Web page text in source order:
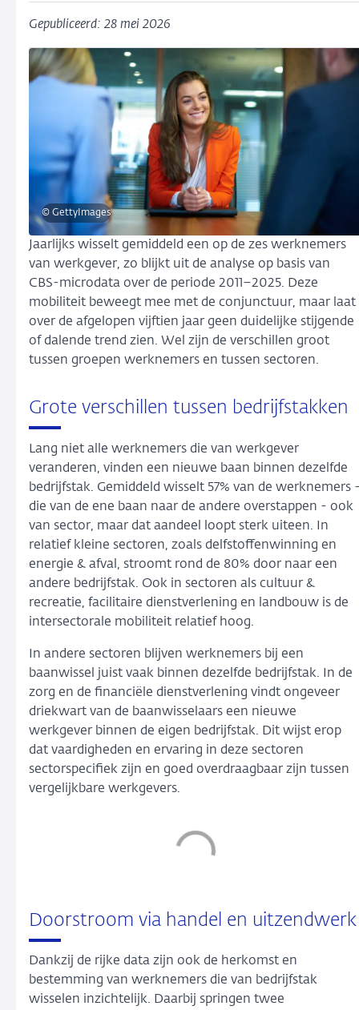
Gepubliceerd: 28 mei 2026
© GettyImages
Jaarlijks wisselt gemiddeld een op de zes werknemers
van werkgever, zo blijkt uit de analyse op basis van
CBS-microdata over de periode 2011–2025. Deze
mobiliteit beweegt mee met de conjunctuur, maar laat
over de afgelopen vijftien jaar geen duidelijke stijgende
of dalende trend zien. Wel zijn de verschillen groot
tussen groepen werknemers en tussen sectoren.
Grote verschillen tussen bedrijfstakken
Lang niet alle werknemers die van werkgever
veranderen, vinden een nieuwe baan binnen dezelfde
bedrijfstak. Gemiddeld wisselt 57% van de werknemers
die van de ene baan naar de andere overstappen - ook
van sector, maar dat aandeel loopt sterk uiteen. In
relatief kleine sectoren, zoals delfstoffenwinning en
energie & afval, stroomt rond de 80% door naar een
andere bedrijfstak. Ook in sectoren als cultuur &
recreatie, facilitaire dienstverlening en landbouw is de
intersectorale mobiliteit relatief hoog.
In andere sectoren blijven werknemers bij een
baanwissel juist vaak binnen dezelfde bedrijfstak. In de
zorg en de financiële dienstverlening vindt ongeveer
driekwart van de baanwisselaars een nieuwe
werkgever binnen de eigen bedrijfstak. Dit wijst erop
dat vaardigheden en ervaring in deze sectoren
sectorspecifiek zijn en goed overdraagbaar zijn tussen
vergelijkbare werkgevers.
Doorstroom via handel en uitzendwerk
Dankzij de rijke data zijn ook de herkomst en
bestemming van werknemers die van bedrijfstak
wisselen inzichtelijk. Daarbij springen twee